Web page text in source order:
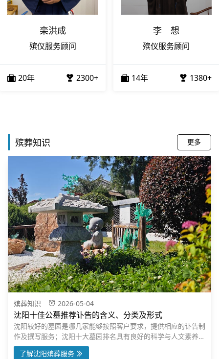
栾洪成
殡仪服务顾问
20年 2300+
李 想
殡仪服务顾问
14年 1380+
殡葬知识 更多
殡葬知识 2026-05-02
殡葬文书的含义、沈阳墓园推荐特点及分类
沈阳墓地网的培养语言建构与运用、思维发展与提升、审美鉴赏
与创造、文化传承与理解等素养，提升殡葬文化服务的综合能
力，沈阳墓园推荐为深化殡葬改革、发展殡葬事业做出贡献。
了解沈阳殡葬服务